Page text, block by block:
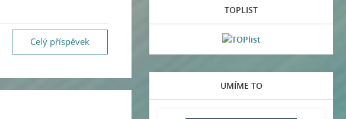
Celý příspěvek
TOPLIST
UMÍME TO